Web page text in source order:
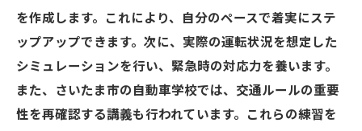
を作成します。これにより、自分のペースで着実にステ
ップアップできます。次に、実際の運転状況を想定した
シミュレーションを行い、緊急時の対応力を養います。
また、さいたま市の自動車学校では、交通ルールの重要
性を再確認する講義も行われています。これらの練習を